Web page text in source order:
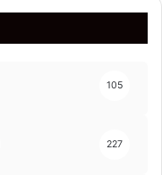
105
227